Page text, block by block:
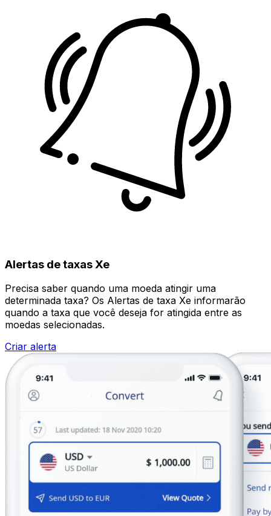
Alertas de taxas Xe
Precisa saber quando uma moeda atingir uma
determinada taxa? Os Alertas de taxa Xe informarão
quando a taxa que você deseja for atingida entre as
moedas selecionadas.
Criar alerta